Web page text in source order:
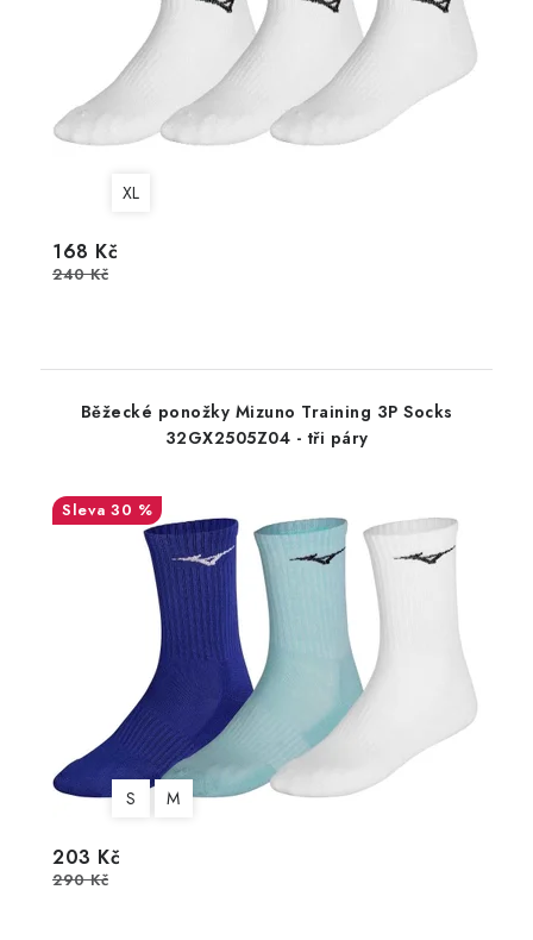
XL
168 Kč
240 Kč
Běžecké ponožky Mizuno Training 3P Socks
32GX2505Z04 - tři páry
30 %
S M
203 Kč
290 Kč